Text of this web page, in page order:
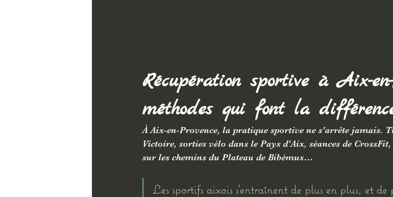
Récupération sportive à Aix-
méthodes qui font la
À Aix-en-Provence, la pratique sportive ne s'arrête jamais.
Victoire, sorties vélo dans le Pays d'Aix, séances de
sur les chemins du Plateau de Bibémus…
Les sportifs aixois s'entraînent de plus en plus, et de